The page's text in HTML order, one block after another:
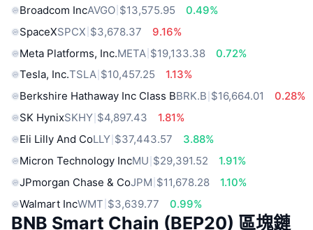
Broadcom IncAVGO $13,575.95
0.49%
SpaceXSPCX $3,678.37
9.16%
Meta Platforms, Inc.META $19,133.38
0.72%
Tesla, Inc.TSLA $10,457.25
1.13%
Berkshire Hathaway Inc Class BBRK.B $16,664.01
0.28%
SK HynixSKHY $4,897.43
1.81%
Eli Lilly And CoLLY $37,443.57
3.88%
Micron Technology IncMU $29,391.52
1.91%
JPmorgan Chase & CoJPM $11,678.28
1.10%
Walmart IncWMT $3,639.77 0.99%
BNB Smart Chain (BEP20) 區塊鏈